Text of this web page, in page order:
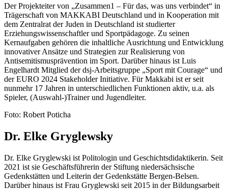
Der Projekteiter von „Zusammen1 – Für das, was uns verbindet“ in
Trägerschaft von MAKKABI Deutschland und in Kooperation mit
dem Zentralrat der Juden in Deutschland ist studierter
Erziehungswissenschaftler und Sportpädagoge. Zu seinen
Kernaufgaben gehören die inhaltliche Ausrichtung und Entwicklung
innovativer Ansätze und Strategien zur Realisierung von
Antisemitismusprävention im Sport. Darüber hinaus ist Luis
Engelhardt Mitglied der dsj-Arbeitsgruppe „Sport mit Courage“ und
der EURO 2024 Stakeholder Initiative. Für Makkabi ist er seit
nunmehr 17 Jahren in unterschiedlichen Funktionen aktiv, u.a. als
Spieler, (Auswahl-)Trainer und Jugendleiter.
Foto: Robert Poticha
Dr. Elke Gryglewsky
Dr. Elke Gryglewski ist Politologin und Geschichtsdidaktikerin. Seit
2021 ist sie Geschäftsführerin der Stiftung niedersächsische
Gedenkstätten und Leiterin der Gedenkstätte Bergen-Belsen.
Darüber hinaus ist Frau Gryglewski seit 2015 in der Bildungsarbeit